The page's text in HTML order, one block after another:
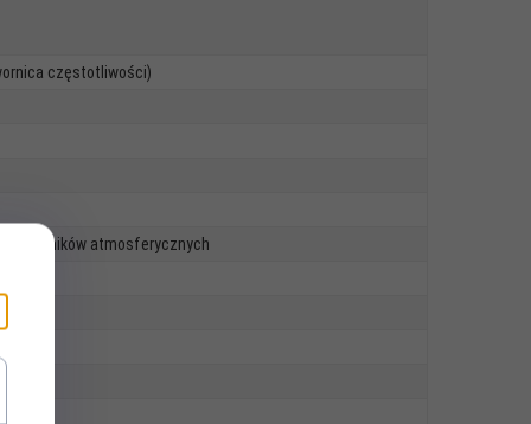
częstotliwości)
czynników atmosferycznych